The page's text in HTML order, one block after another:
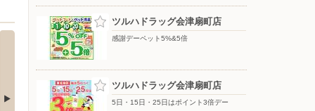
ツルハドラッグ会津扇町店
感謝デーペット5%&5倍
ツルハドラッグ会津扇町店
5日・15日・25日はポイント3倍デー